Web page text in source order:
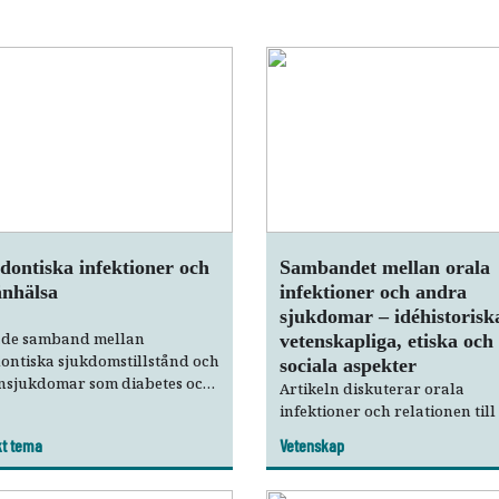
infektioner och
samband mellan
sjukdomstillstånd och
som diabetes och
tandtrauma samt att, när
utföra
så att förekomsten
tema
Sambandet mellan orala
infektioner och andra
sjukdomar –
vetenskapliga, etiska och
sociala aspekter
Artikeln diskuterar orala
infektioner och relationen till
vetenskapligt, etiskt och socialt
Vetenskap